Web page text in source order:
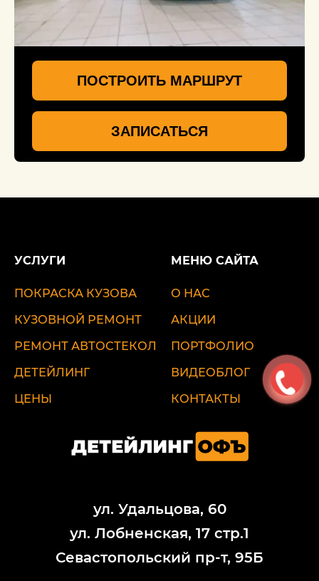
ПОСТРОИТЬ МАРШРУТ
ЗАПИСАТЬСЯ
УСЛУГИ
ПОКРАСКА КУЗОВА
КУЗОВНОЙ РЕМОНТ
РЕМОНТ АВТОСТЕКОЛ
ДЕТЕЙЛИНГ
ЦЕНЫ
МЕНЮ САЙТА
О НАС
АКЦИИ
ПОРТФОЛИО
ВИДЕОБЛОГ
КОНТАКТЫ
ул. Удальцова, 60
ул. Лобненская, 17 стр.1
Севастопольский пр-т, 95Б